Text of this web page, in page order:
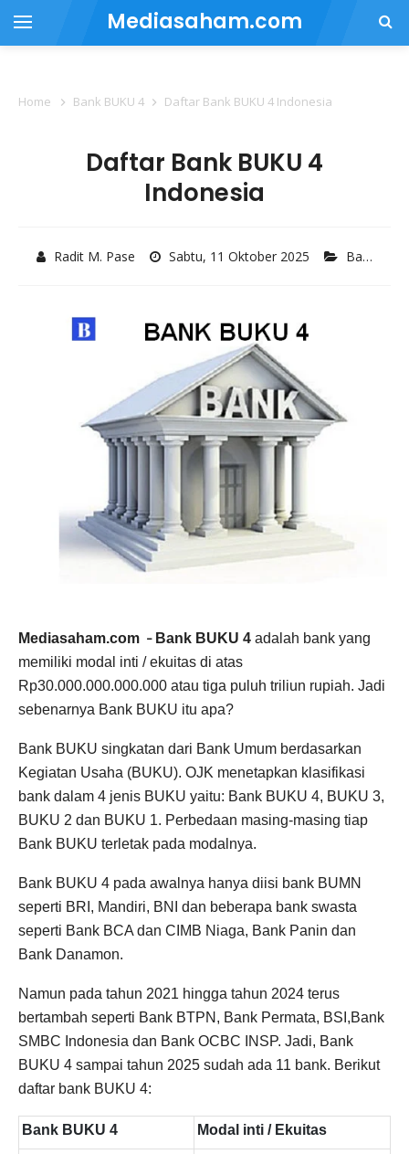
Mediasaham.com
Home Bank BUKU 4 Daftar Bank BUKU 4 Indonesia
Daftar Bank BUKU 4
Indonesia
Radit M. Pase Sabtu, 11 Oktober 2025 Bank BUKU 4
Mediasaham.com – Bank BUKU 4 adalah bank yang
memiliki modal inti / ekuitas di atas
Rp30.000.000.000.000 atau tiga puluh triliun rupiah. Jadi
sebenarnya Bank BUKU itu apa?
Bank BUKU singkatan dari Bank Umum berdasarkan
Kegiatan Usaha (BUKU). OJK menetapkan klasifikasi
bank dalam 4 jenis BUKU yaitu: Bank BUKU 4, BUKU 3,
BUKU 2 dan BUKU 1. Perbedaan masing-masing tiap
Bank BUKU terletak pada modalnya.
Bank BUKU 4 pada awalnya hanya diisi bank BUMN
seperti BRI, Mandiri, BNI dan beberapa bank swasta
seperti Bank BCA dan CIMB Niaga, Bank Panin dan
Bank Danamon.
Namun pada tahun 2021 hingga tahun 2024 terus
bertambah seperti Bank BTPN, Bank Permata, BSI,Bank
SMBC Indonesia dan Bank OCBC INSP. Jadi, Bank
BUKU 4 sampai tahun 2025 sudah ada 11 bank. Berikut
daftar bank BUKU 4:
Bank BUKU 4 Modal inti / Ekuitas